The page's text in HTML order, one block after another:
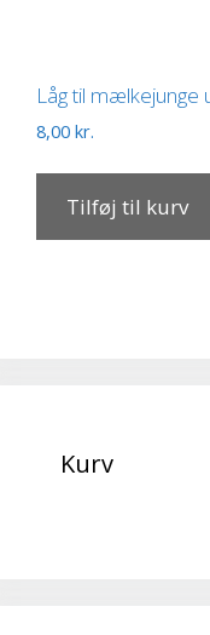
Låg til mælkejunge
8,00 kr.
Tilføj til kurv
Kurv